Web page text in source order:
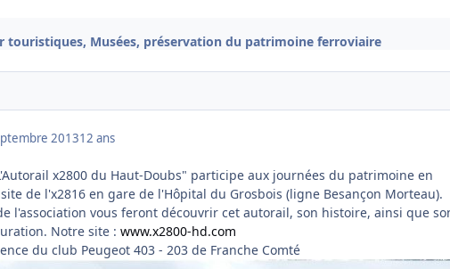
touristiques, Musées, préservation du patrimoine ferroviaire
201312 ans
x2800 du Haut-Doubs" participe aux journées du patrimoine en
de l'x2816 en gare de l'Hôpital du Grosbois (ligne Besançon Morteau).
l'association vous feront découvrir cet autorail, son histoire, ainsi que
Notre site : www.x2800-hd.com
du club Peugeot 403 - 203 de Franche Comté